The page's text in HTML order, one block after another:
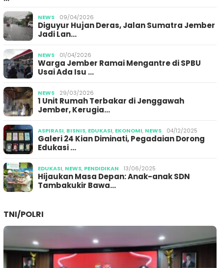
NEWS 09/04/2026
Diguyur Hujan Deras, Jalan Sumatra Jember
Jadi Lan…
NEWS 01/04/2026
Warga Jember Ramai Mengantre di SPBU
Usai Ada Isu …
NEWS 29/03/2026
1 Unit Rumah Terbakar di Jenggawah
Jember, Kerugia…
ASPIRASI, BISNIS, EDUKASI, EKONOMI, NEWS 04/12/2025
Galeri 24 Kian Diminati, Pegadaian Dorong
Edukasi …
EDUKASI, NEWS, PENDIDIKAN 13/06/2025
Hijaukan Masa Depan: Anak-anak SDN
Tambakukir Bawa…
TNI/POLRI